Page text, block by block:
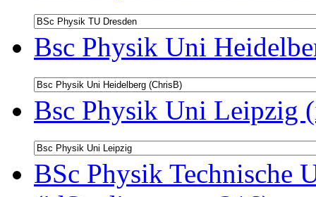
Bsc Physik Uni
Bsc Physik Uni Leipzig
BSc Physik Technische